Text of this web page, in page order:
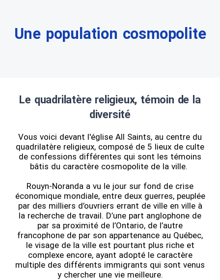
Une population cosmopolite
Le quadrilatère religieux, témoin de la
diversité
Vous voici devant l'église All Saints, au centre du
quadrilatère religieux, composé de 5 lieux de culte
de confessions différentes qui sont les témoins
bâtis du caractère cosmopolite de la ville.
Rouyn-Noranda a vu le jour sur fond de crise
économique mondiale, entre deux guerres, peuplée
par des milliers d’ouvriers errant de ville en ville à
la recherche de travail. D’une part anglophone de
par sa proximité de l’Ontario, de l’autre
francophone de par son appartenance au Québec,
le visage de la ville est pourtant plus riche et
complexe encore, ayant adopté le caractère
multiple des différents immigrants qui sont venus
y chercher une vie meilleure.